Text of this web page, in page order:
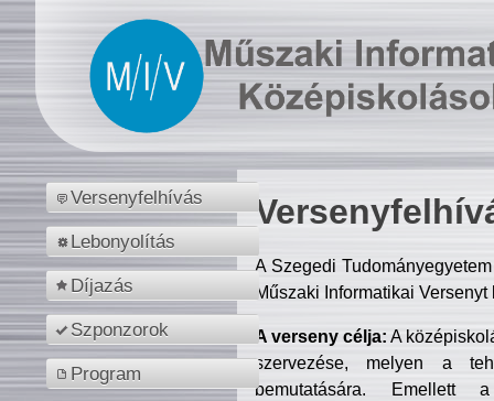
Versenyfelhívás
Lebonyolítás
Díjazás
Szponzorok
Program
A Szegedi
Műszaki Informatikai
A verseny célja: A
szervezése, melyen a
bemutatására. Emellett